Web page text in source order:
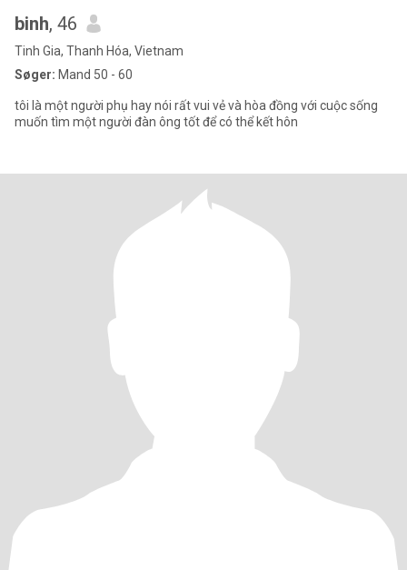
binh, 46
Tinh Gia, Thanh Hóa, Vietnam
Søger: Mand 50 - 60
tôi là một người phụ hay nói rất vui vẻ và hòa đồng với cuộc sống
muốn tìm một người đàn ông tốt để có thể kết hôn